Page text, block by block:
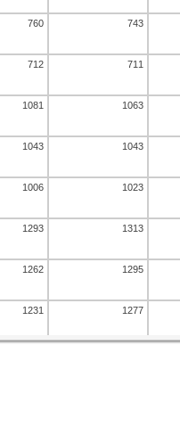
760 743
712 711
1081 1063
1043 1043
1006 1023
1293 1313
1262 1295
1231 1277